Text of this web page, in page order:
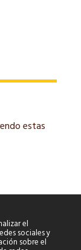
estas
el
sociales y
sobre el